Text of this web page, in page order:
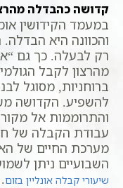
קדושה כהבדלה
במעמד הקידושין
והכוונה היא
רק לבעלה. כך גם
מהרצון לקבל
ברוחניות, מסוגל
להשפיע. הקדושה
והתרוממות אל
עבודת הקבלה של
מערכת החיים של
השבועיים ניתן
שיעורי קבלה אונליין בזום.